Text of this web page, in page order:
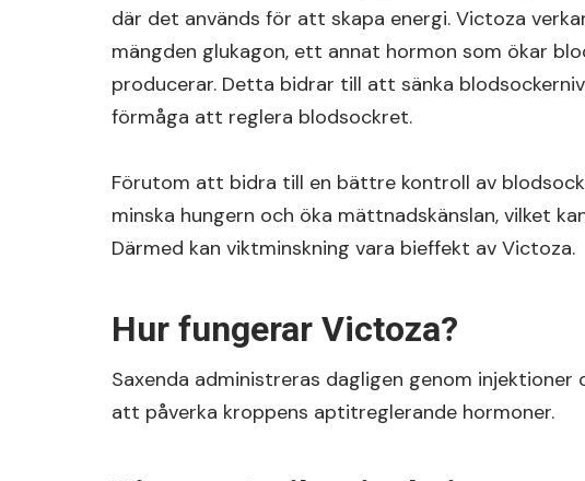
där det används för att skapa energi. Victoza
mängden glukagon, ett annat hormon som ökar
producerar. Detta bidrar till att sänka
förmåga att reglera blodsockret.
Förutom att bidra till en bättre kontroll av
minska hungern och öka mättnadskänslan, vilket
Därmed kan viktminskning vara bieffekt av Victoza.
Hur fungerar Victoza?
Saxenda administreras dagligen genom
att påverka kroppens aptitreglerande hormoner.